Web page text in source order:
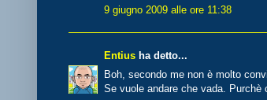
9 giugno 2009 alle ore 11:38
Entius ha detto...
Boh, secondo me non è molto
Se vuole andare che vada. Purchè